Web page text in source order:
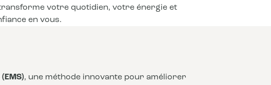
votre quotidien, votre énergie et
en vous.
, une méthode innovante pour améliorer